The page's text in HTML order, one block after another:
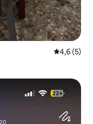
4,6 de
4,6 (5)